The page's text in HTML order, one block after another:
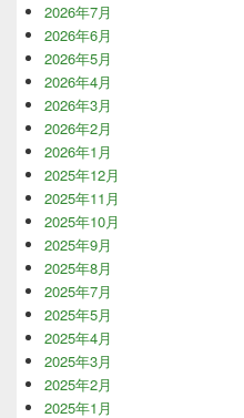
2026年7月
2026年6月
2026年5月
2026年4月
2026年3月
2026年2月
2026年1月
2025年12月
2025年11月
2025年10月
2025年9月
2025年8月
2025年7月
2025年5月
2025年4月
2025年3月
2025年2月
2025年1月